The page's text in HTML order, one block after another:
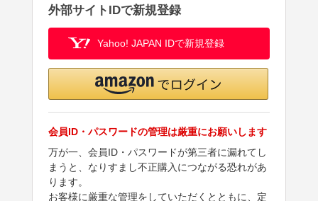
外部サイトIDで新規登録
Yahoo! JAPAN IDで新規登録
会員ID・パスワードの管理は厳重にお願いします
万が一、会員ID・パスワードが第三者に漏れてし
まうと、なりすまし不正購入につながる恐れがあ
ります。
お客様に厳重な管理をしていただくとともに、定